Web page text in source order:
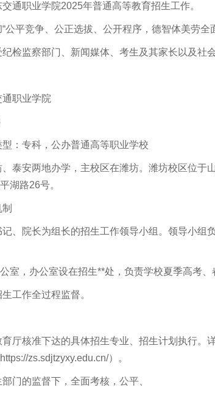
通职业学院2025年普通高等教育招生工作。
公平竞争、公正选拔、公开程序，德智体美劳全
检监察部门、新闻媒体、考生及其家长以及社
职业学院
：专科，公办普通高等职业学校
泰安两地办学，主校区在潍坊。潍坊校区位于
湖路26号。
、院长为组长的招生工作领导小组。领导小组
室，办公室设在招生**处，负责学校夏季高考、
工作全过程监督。
厅核准下达的具体招生专业、招生计划执行。
zs.sdjtzyxy.edu.cn/）。
门的监督下，全面考核，公平、